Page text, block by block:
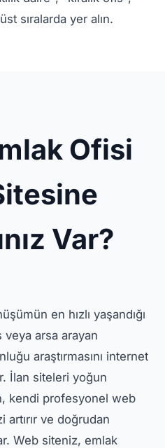
sıralarda yer alın.
Ofisi
Var?
en hızlı yaşandığı
veya arsa arayan
araştırmasını internet
İlan siteleri yoğun
kendi profesyonel web
ve doğrudan
Web siteniz, emlak